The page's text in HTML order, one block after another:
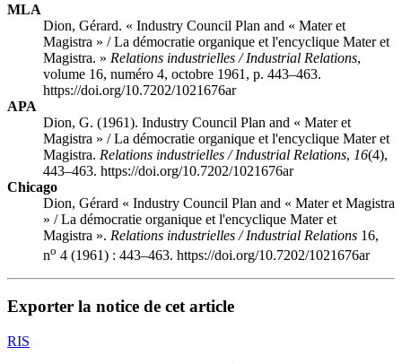
MLA
Dion, Gérard. « Industry Council Plan and « Mater et
Magistra » / La démocratie organique et l'encyclique Mater et
Magistra. » Relations industrielles / Industrial Relations,
volume 16, numéro 4, octobre 1961, p. 443–463.
https://doi.org/10.7202/1021676ar
APA
Dion, G. (1961). Industry Council Plan and « Mater et
Magistra » / La démocratie organique et l'encyclique Mater et
Magistra. Relations industrielles / Industrial Relations, 16(4),
443–463. https://doi.org/10.7202/1021676ar
Chicago
Dion, Gérard « Industry Council Plan and « Mater et Magistra
» / La démocratie organique et l'encyclique Mater et
Magistra ». Relations industrielles / Industrial Relations 16,
no 4 (1961) : 443–463. https://doi.org/10.7202/1021676ar
Exporter la notice de cet article
RIS